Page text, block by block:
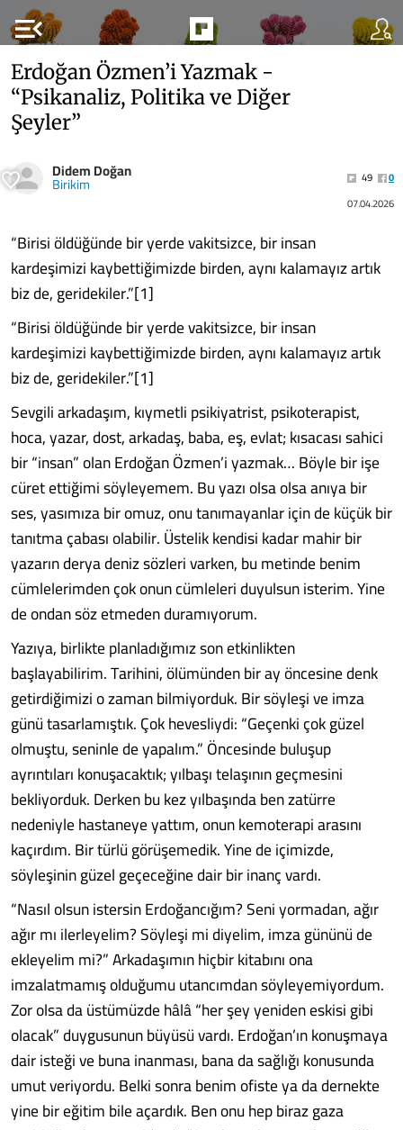
menu_open
Erdoğan Özmen’i Yazmak -
“Psikanaliz, Politika ve Diğer
Şeyler”
Didem Doğan
Birikim 49
0
07.04.2026
“Birisi öldüğünde bir yerde vakitsizce, bir insan
kardeşimizi kaybettiğimizde birden, aynı kalamayız artık
biz de, geridekiler.”[1]
“Birisi öldüğünde bir yerde vakitsizce, bir insan
kardeşimizi kaybettiğimizde birden, aynı kalamayız artık
biz de, geridekiler.”[1]
Sevgili arkadaşım, kıymetli psikiyatrist, psikoterapist,
hoca, yazar, dost, arkadaş, baba, eş, evlat; kısacası sahici
bir “insan” olan Erdoğan Özmen’i yazmak… Böyle bir işe
cüret ettiğimi söyleyemem. Bu yazı olsa olsa anıya bir
ses, yasımıza bir omuz, onu tanımayanlar için de küçük bir
tanıtma çabası olabilir. Üstelik kendisi kadar mahir bir
yazarın derya deniz sözleri varken, bu metinde benim
cümlelerimden çok onun cümleleri duyulsun isterim. Yine
de ondan söz etmeden duramıyorum.
Yazıya, birlikte planladığımız son etkinlikten
başlayabilirim. Tarihini, ölümünden bir ay öncesine denk
getirdiğimizi o zaman bilmiyorduk. Bir söyleşi ve imza
günü tasarlamıştık. Çok hevesliydi: “Geçenki çok güzel
olmuştu, seninle de yapalım.” Öncesinde buluşup
ayrıntıları konuşacaktık; yılbaşı telaşının geçmesini
bekliyorduk. Derken bu kez yılbaşında ben zatürre
nedeniyle hastaneye yattım, onun kemoterapi arasını
kaçırdım. Bir türlü görüşemedik. Yine de içimizde,
söyleşinin güzel geçeceğine dair bir inanç vardı.
“Nasıl olsun istersin Erdoğancığım? Seni yormadan, ağır
ağır mı ilerleyelim? Söyleşi mi diyelim, imza gününü de
ekleyelim mi?” Arkadaşımın hiçbir kitabını ona
imzalatmamış olduğumu utancımdan söyleyemiyordum.
Zor olsa da üstümüzde hâlâ “her şey yeniden eskisi gibi
olacak” duygusunun büyüsü vardı. Erdoğan’ın konuşmaya
dair isteği ve buna inanması, bana da sağlığı konusunda
umut veriyordu. Belki sonra benim ofiste ya da dernekte
yine bir eğitim bile açardık. Ben onu hep biraz gaza